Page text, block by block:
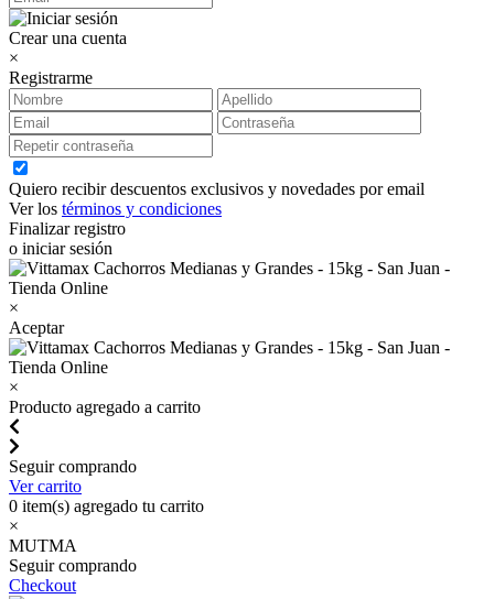
Crear una cuenta
×
Registrarme
Quiero recibir descuentos exclusivos y novedades por email
Ver los términos y condiciones
Finalizar registro
o iniciar sesión
×
Aceptar
×
Producto agregado a carrito
Seguir comprando
Ver carrito
0 item(s) agregado tu carrito
×
MUTMA
Seguir comprando
Checkout